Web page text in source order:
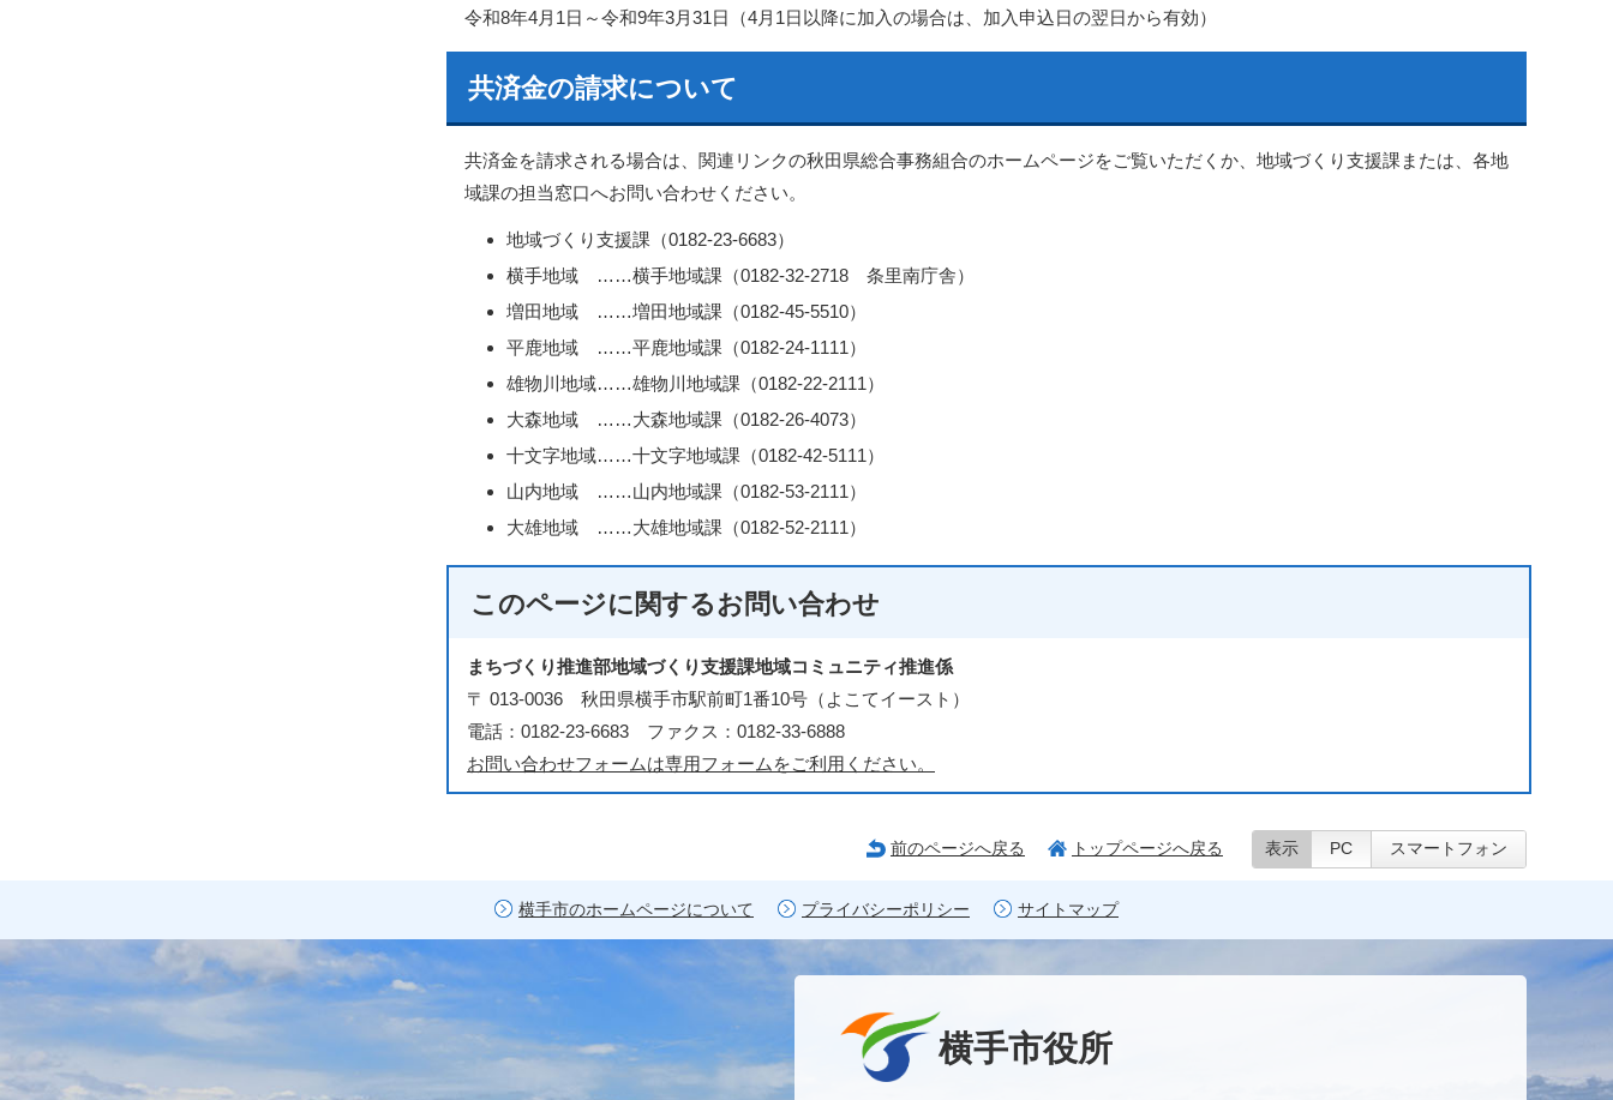
令和8年4月1日～令和9年3月31日（4月1日以降に加入の場合は、加入申込日の翌日から有効）
共済金の請求について
共済金を請求される場合は、関連リンクの秋田県総合事務組合のホームページをご覧いただくか、地域づくり支援課または、各地
域課の担当窓口へお問い合わせください。
地域づくり支援課（0182-23-6683）
横手地域 ……横手地域課（0182-32-2718 条里南庁舎）
増田地域 ……増田地域課（0182-45-5510）
平鹿地域 ……平鹿地域課（0182-24-1111）
雄物川地域……雄物川地域課（0182-22-2111）
大森地域 ……大森地域課（0182-26-4073）
十文字地域……十文字地域課（0182-42-5111）
山内地域 ……山内地域課（0182-53-2111）
大雄地域 ……大雄地域課（0182-52-2111）
このページに関するお問い合わせ
まちづくり推進部地域づくり支援課地域コミュニティ推進係
〒 013-0036 秋田県横手市駅前町1番10号（よこてイースト）
電話：0182-23-6683 ファクス：0182-33-6888
お問い合わせフォームは専用フォームをご利用ください。
前のページへ戻る トップページへ戻る 表示 PC スマートフォン
横手市のホームページについて プライバシーポリシー サイトマップ
横手市役所